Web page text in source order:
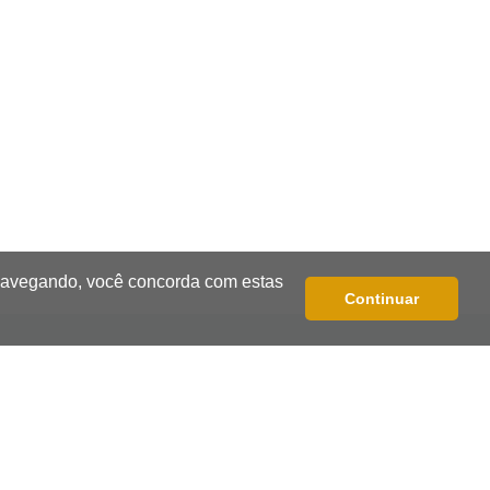
você concorda com estas
Continuar
carbono que pode movimentar R$
2,36 bilhões